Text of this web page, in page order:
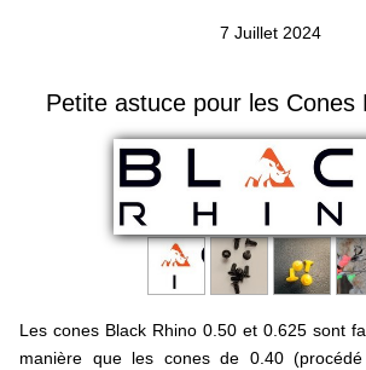
Sarbacane calibre 0.40
Sarbacane calibre
Sarbacane calibre
Sarbacane Tout Petits
Rangement, Entretien et
Potence, chevalet et
7 Juillet 2024
Petite astuce pour les Cones
Les cones Black Rhino 0.50 et 0.625 sont
manière que les cones de 0.40